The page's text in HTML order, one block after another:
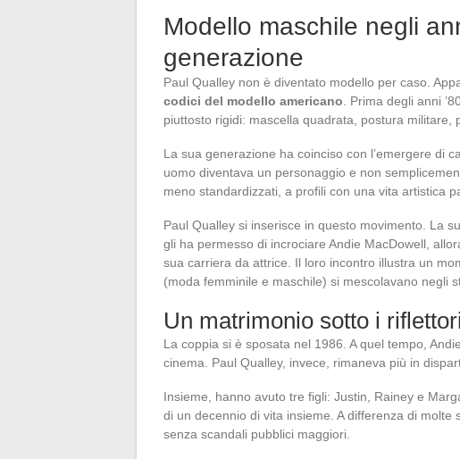
Modello maschile negli
generazione
Paul Qualley non è diventato modello per caso.
codici del modello americano . Prima degli anni
piuttosto rigidi: mascella quadrata, postura militare,
La sua generazione ha coinciso con l’emergere di
uomo diventava un personaggio e non
meno standardizzati, a profili con una vita artistica
Paul Qualley si inserisce in questo movimento. La
gli ha permesso di incrociare Andie MacDowell,
sua carriera da attrice. Il loro incontro illustra un
(moda femminile e maschile) si mescolavano negli
Un matrimonio sotto i
La coppia si è sposata nel 1986. A quel tempo,
cinema. Paul Qualley, invece, rimaneva più in
Insieme, hanno avuto tre figli: Justin, Rainey e
di un decennio di vita insieme. A differenza di
senza scandali pubblici maggiori.